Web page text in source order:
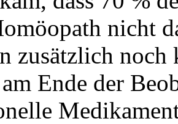
nicht
zusätzlich
Ende der